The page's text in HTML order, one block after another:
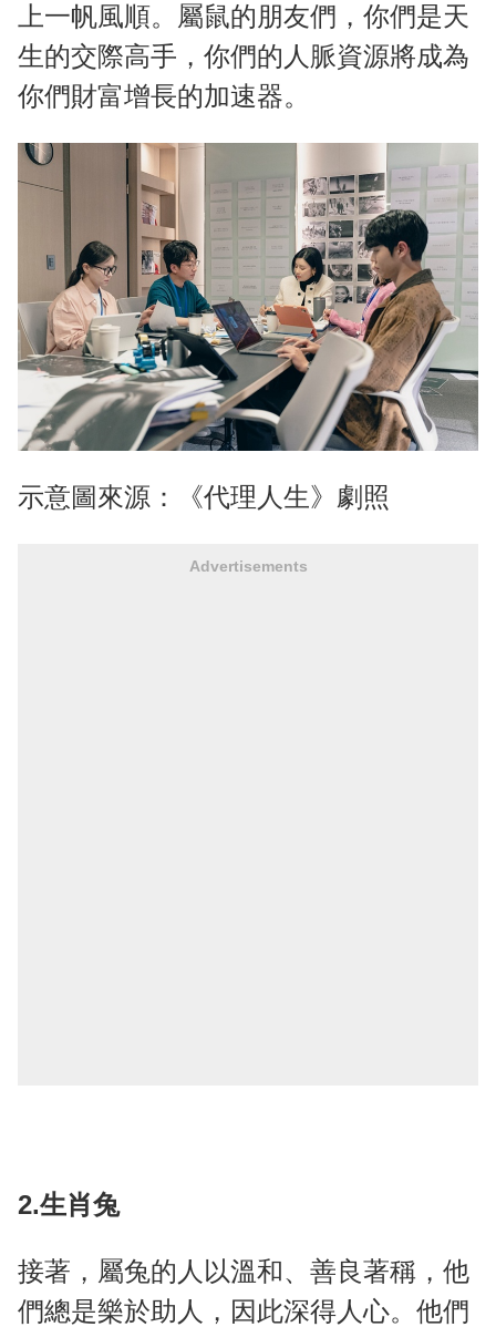
上一帆風順。屬鼠的朋友們，你們是天
生的交際高手，你們的人脈資源將成為
你們財富增長的加速器。
示意圖來源：《代理人生》劇照
Advertisements
2.生肖兔
接著，屬兔的人以溫和、善良著稱，他
們總是樂於助人，因此深得人心。他們